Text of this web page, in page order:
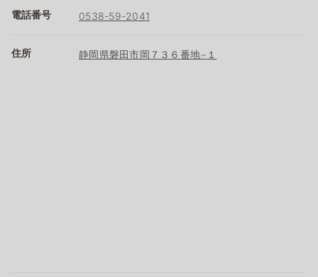
電話番号 0538-59-2041
住所 静岡県磐田市岡７３６番地−１